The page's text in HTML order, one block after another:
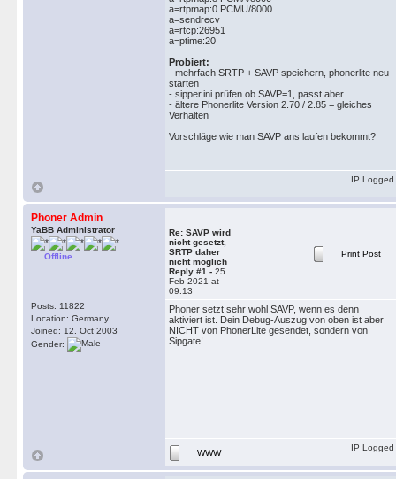
a=rtpmap:0 PCMU/8000
a=sendrecv
a=rtcp:26951
a=ptime:20
Probiert:
- mehrfach SRTP + SAVP speichern, phonerlite neu
starten
- sipper.ini prüfen ob SAVP=1, passt aber
- ältere Phonerlite Version 2.70 / 2.85 = gleiches
Verhalten
Vorschläge wie man SAVP ans laufen bekommt?
IP Logged
Phoner Admin
YaBB Administrator
Offline
Posts: 11822
Location: Germany
Joined: 12. Oct 2003
Gender:
Re: SAVP wird
nicht gesetzt,
SRTP daher
nicht möglich
Reply #1 - 25.
Feb 2021 at
09:13
Print Post
Phoner setzt sehr wohl SAVP, wenn es denn
aktiviert ist. Dein Debug-Auszug von oben ist aber
NICHT von PhonerLite gesendet, sondern von
Sipgate!
WWW
IP Logged